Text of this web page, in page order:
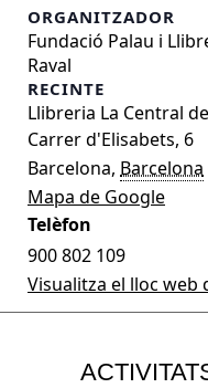
RECINTE
Llibreria La Central
Carrer d'Elisabets, 6
Barcelona, Barcelona
Mapa de Google
Telèfon
900 802 109
Visualitza el lloc web
ORGANITZADOR
Fundació Palau i
Raval